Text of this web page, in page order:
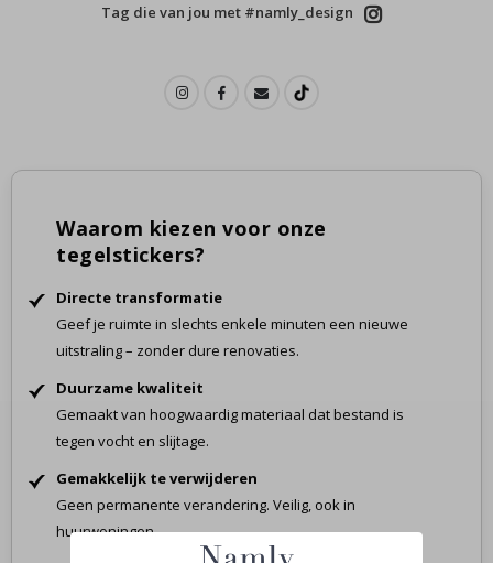
Tag die van jou met #namly_design
Waarom kiezen voor onze
tegelstickers?
Directe transformatie
Geef je ruimte in slechts enkele minuten een nieuwe
uitstraling – zonder dure renovaties.
Duurzame kwaliteit
Gemaakt van hoogwaardig materiaal dat bestand is
tegen vocht en slijtage.
Gemakkelijk te verwijderen
Geen permanente verandering. Veilig, ook in
huurwoningen.